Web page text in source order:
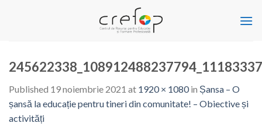
Published 19 noiembrie 2021 at 1920 × 1080in Șansa – O
șansă la educație pentru tineri din comunitate! – Obiective și
activități